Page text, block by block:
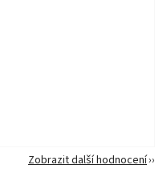
Zobrazit další hodnocení